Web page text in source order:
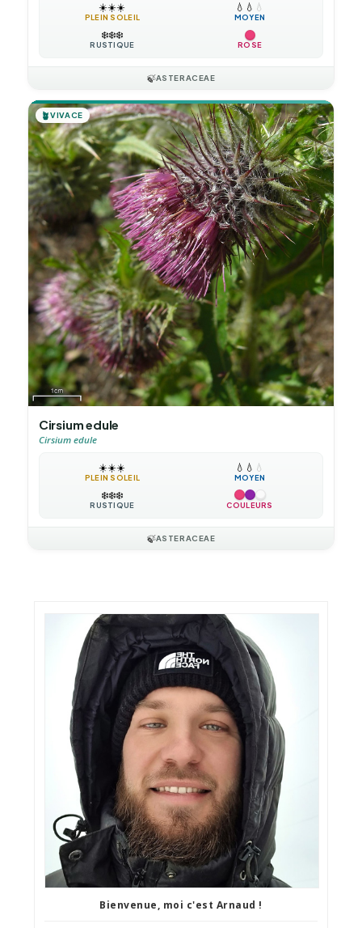
☀️☀️☀️
PLEIN SOLEIL
💧 💧 💧
MOYEN
❄️❄️❄️
RUSTIQUE ROSE
🍃ASTERACEAE
🪴VIVACE
Cirsium edule
Cirsium edule
☀️☀️☀️
PLEIN SOLEIL
💧 💧 💧
MOYEN
❄️❄️❄️
RUSTIQUE COULEURS
🍃ASTERACEAE
Bienvenue, moi c'est Arnaud !